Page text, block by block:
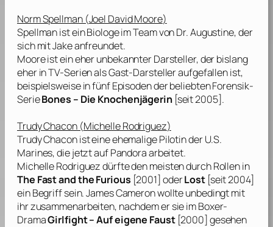
Norm Spellman (Joel David Moore)
Spellman ist ein Biologe im Team von Dr. Augustine, der
sich mit Jake anfreundet.
Mooreist ein eher unbekannter Darsteller, der bislang
eher in TV-Serien als Gast-Darsteller aufgefallen ist,
beispielsweise in fünf Episoden der beliebten Forensik-
SerieBones – Die Knochenjägerin[seit 2005].
Trudy Chacon (Michelle Rodriguez)
Trudy Chacon ist eine ehemalige Pilotin der U.S.
Marines, die jetzt auf Pandora arbeitet.
Michelle Rodriguezdürfte den meisten durch Rollen in
The Fast and the Furious [2001] oderLost[seit 2004]
ein Begriff sein.James Cameronwollte unbedingt mit
ihr zusammenarbeiten, nachdem er sie im Boxer-
DramaGirlfight – Auf eigene Faust[2000] gesehen